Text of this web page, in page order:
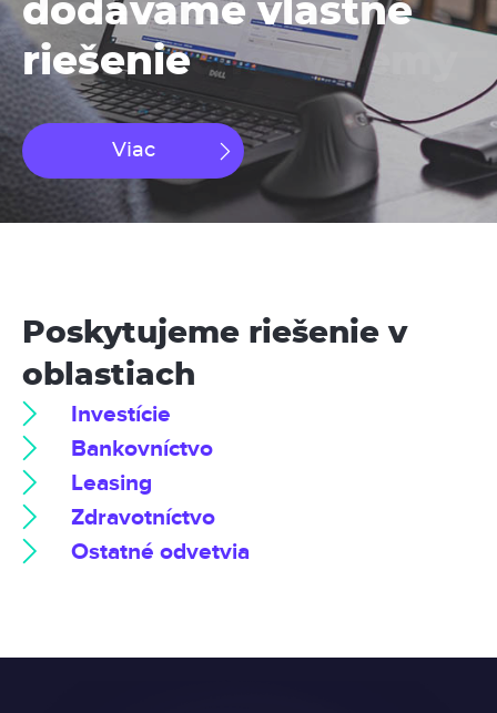
dodávame vlastné
riešenie
Viac
Poskytujeme riešenie v
oblastiach
Investície
Bankovníctvo
Leasing
Zdravotníctvo
Ostatné odvetvia